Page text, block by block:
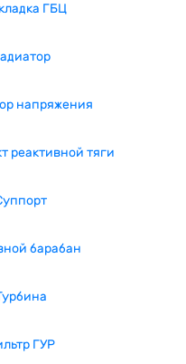
ГБЦ
напряжения
реактивной тяги
барабан
ГУР